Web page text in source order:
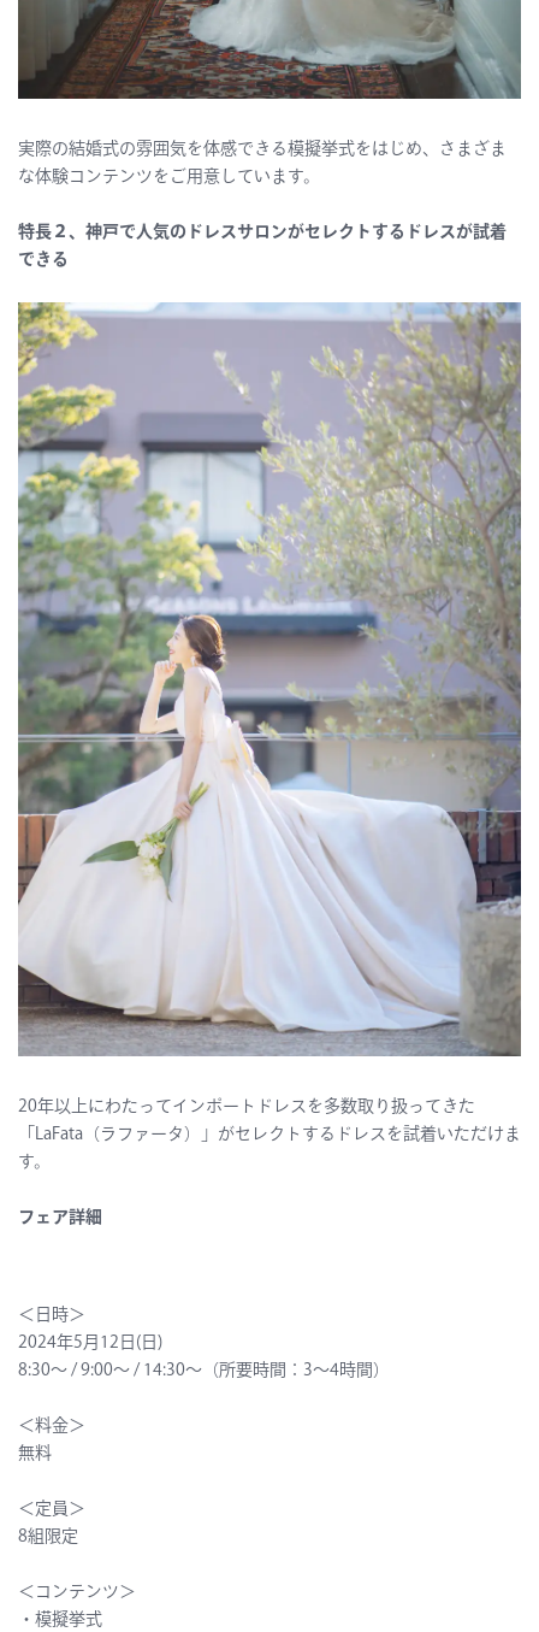
実際の結婚式の雰囲気を体感できる模擬挙式をはじめ、さまざま
な体験コンテンツをご用意しています。
特長２、神戸で人気のドレスサロンがセレクトするドレスが試着
できる
20年以上にわたってインポートドレスを多数取り扱ってきた
「LaFata（ラファータ）」がセレクトするドレスを試着いただけま
す。
フェア詳細
＜日時＞
2024年5月12日(日)
8:30〜 / 9:00〜 / 14:30〜（所要時間：3〜4時間）
＜料金＞
無料
＜定員＞
8組限定
＜コンテンツ＞
・模擬挙式